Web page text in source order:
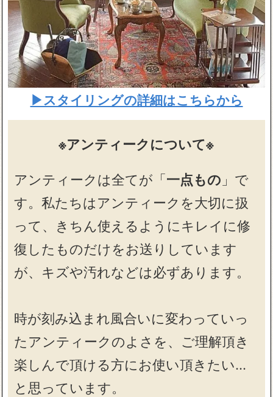
▶スタイリングの詳細はこちらから
※アンティークについて※
アンティークは全てが「 一点もの 」で
す。私たちはアンティークを大切に扱
って、きちん使えるようにキレイに修
復したものだけをお送りしています
が、キズや汚れなどは必ずあります。
時が刻み込まれ風合いに変わっていっ
たアンティークのよさを、ご理解頂き
楽しんで頂ける方にお使い頂きたい…
と思っています。